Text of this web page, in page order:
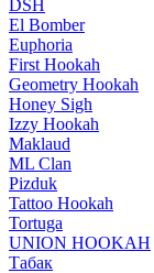
DSH
El Bomber
Euphoria
First Hookah
Geometry Hookah
Honey Sigh
Izzy Hookah
Maklaud
ML Clan
Pizduk
Tattoo Hookah
Tortuga
UNION HOOKAH
Табак